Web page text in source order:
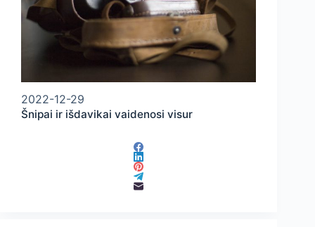
2022-12-29
Šnipai ir išdavikai vaidenosi visur